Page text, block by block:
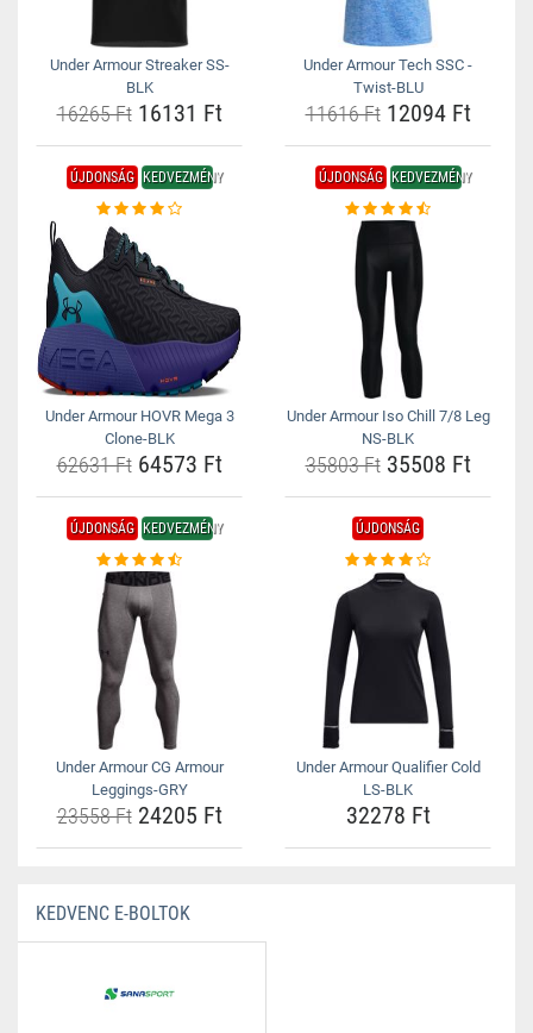
Under Armour Streaker SS-
BLK
16265 Ft16131 Ft
Under Armour Tech SSC -
Twist-BLU
11616 Ft12094 Ft
ÚJDONSÁG KEDVEZMÉNY
Under Armour HOVR Mega 3
Clone-BLK
62631 Ft64573 Ft
ÚJDONSÁG KEDVEZMÉNY
Under Armour Iso Chill 7/8 Leg
NS-BLK
35803 Ft35508 Ft
ÚJDONSÁG KEDVEZMÉNY
Under Armour CG Armour
Leggings-GRY
23558 Ft24205 Ft
ÚJDONSÁG
Under Armour Qualifier Cold
LS-BLK
32278 Ft
KEDVENC E-BOLTOK